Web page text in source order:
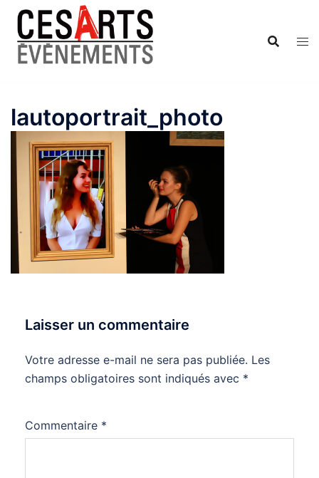
Aller
contenu
lautoportrait_photo
Laisser un commentaire
Votre adresse e-mail ne sera pas publiée. Les
champs obligatoires sont indiqués avec *
Commentaire *